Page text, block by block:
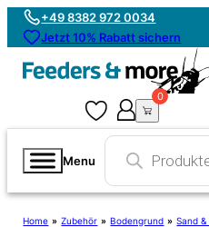
+49 8382 972 0034
Jetzt 10% Rabatt sichern
0
Menu
Products
search
Home » Zubehör » Bodengrund » Sand &